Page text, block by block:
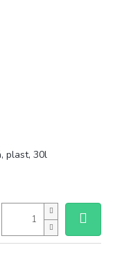
plast, 30l